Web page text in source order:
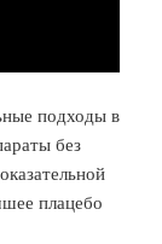
подходы в
без
плацебо